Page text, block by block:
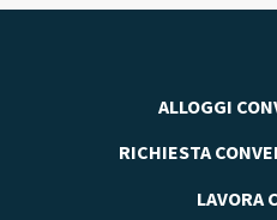
ALLOGGI
RICHIESTA
LAVORA